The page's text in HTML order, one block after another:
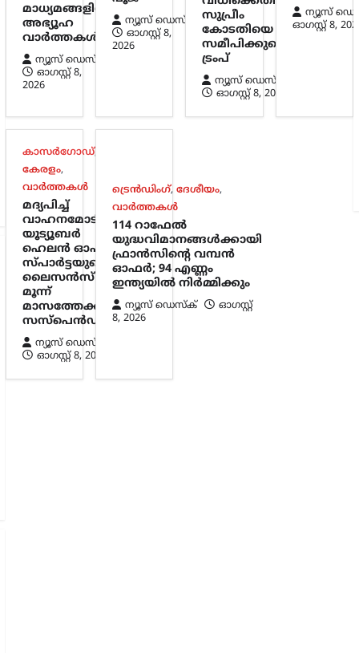
മാധ്യമങ്ങളിൽ
അഭ്യൂഹ
വാർത്തകൾ
ന്യൂസ് ഡെസ്ക്
ഓഗസ്റ്റ്‌ 8,
2026
ന്യൂസ് ഡെസ്ക്
ഓഗസ്റ്റ്‌ 8,
2026
സുപ്രീം
കോടതിയെ
സമീപിക്കുമെന്ന്
ട്രംപ്
ന്യൂസ് ഡെസ്ക്
ഓഗസ്റ്റ്‌ 8, 2026
ന്യൂസ്
ഓഗസ്റ്റ്‌ 8, 2026
കാസർഗോഡ്,
കേരളം,
വാർത്തകൾ
മദ്യപിച്ച്
വാഹനമോടിച്ചു;
യൂട്യൂബർ
ഹെലൻ ഓഫ്
സ്പാർട്ടയുടെ
ലൈസൻസ്
മൂന്ന്
മാസത്തേക്ക്
സസ്‌പെൻഡ്
ന്യൂസ് ഡെസ്ക്
ഓഗസ്റ്റ്‌ 8, 2026
ട്രെൻഡിംഗ്, ദേശീയം,
വാർത്തകൾ
114 റാഫേൽ
യുദ്ധവിമാനങ്ങൾക്കായി
ഫ്രാൻസിന്റെ വമ്പൻ
ഓഫർ; 94 എണ്ണം
ഇന്ത്യയിൽ നിർമ്മിക്കും
ന്യൂസ് ഡെസ്ക്
ഓഗസ്റ്റ്‌
8, 2026